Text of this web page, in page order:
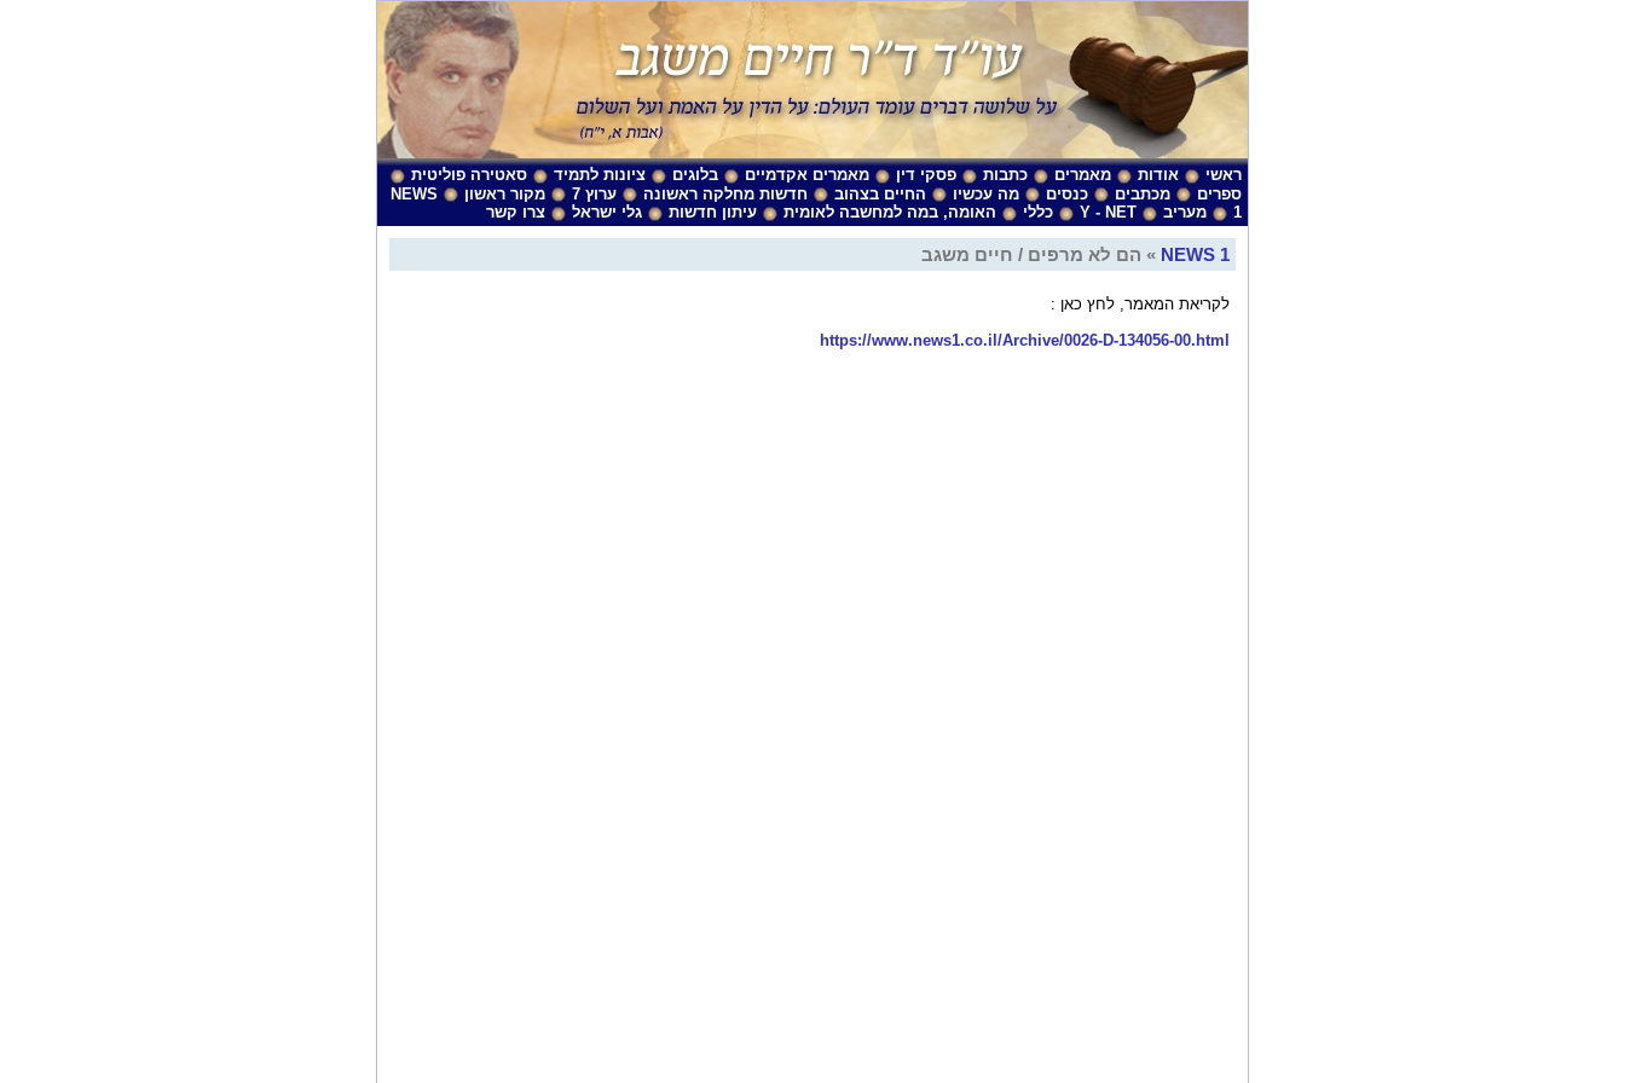
ראשי אודות מאמרים כתבות פסקי דין מאמרים אקדמיים בלוגים ציונות לתמיד
סאטירה פוליטית
ספרים
מכתבים כנסים מה עכשיו החיים בצהוב חדשות מחלקה ראשונה ערוץ 7 מקור ראשון
NEWS
1
מעריב Y - NET כללי האומה, במה למחשבה לאומית עיתון חדשות גלי ישראל צרו קשר
NEWS 1 » הם לא מרפים / חיים משגב
לקריאת המאמר, לחץ כאן :
https://www.news1.co.il/Archive/0026-D-134056-00.html